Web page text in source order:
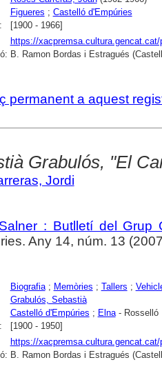
Figueres ; Castelló d'Empúries
[1900 - 1966]
https://xacpremsa.cultura.gencat.cat/
B. Ramon Bordas i Estragués
permanent a aquest
Grabulós, "El
Jordi
: Butlletí del Grup
Any 14, núm. 13
Biografia; Memòries ; Tallers ;
Grabulós, Sebastià
Castelló d'Empúries ; Elna-
[1900 - 1950]
https://xacpremsa.cultura.gencat.cat/
B. Ramon Bordas i Estragués